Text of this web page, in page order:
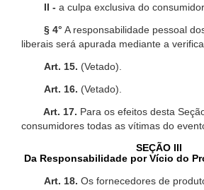
II - a culpa exclusiva do
§ 4° A responsabilidade pessoal
liberais será apurada mediante a
Art. 15. (Vetado).
Art. 16. (Vetado).
Art. 17. Para os efeitos desta
consumidores todas as vítimas do
SEÇÃO III
Da Responsabilidade por Vício do
Art. 18. Os fornecedores de